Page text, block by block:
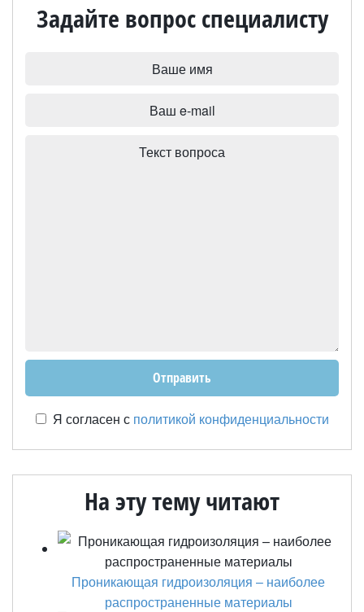
Задайте вопрос специалисту
Я согласен с политикой конфиденциальности
На эту тему читают
Проникающая гидроизоляция – наиболее
распространенные материалы